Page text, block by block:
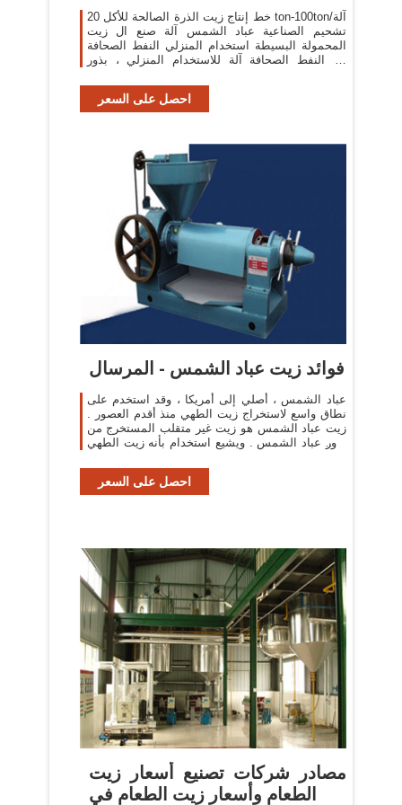
خط إنتاج زيت الذرة الصالحة للأكل 20 ton-100ton/آلة
تشحيم الصناعية عباد الشمس آلة صنع ال زيت
المحمولة البسيطة استخدام المنزلي النفط الصحافة
آلة النفط الصحافة آلة للاستخدام المنزلي ، بذور
احصل على السعر
فوائد زيت عباد الشمس - المرسال
عباد الشمس ، أصلي إلى أمريكا ، وقد استخدم على
نطاق واسع لاستخراج زيت الطهي منذ أقدم العصور .
زيت عباد الشمس هو زيت غير متقلب المستخرج من
بذور عباد الشمس . ويشيع استخدام بأنه زيت الطهي
احصل على السعر
مصادر شركات تصنيع أسعار زيت
الطعام وأسعار زيت الطعام في